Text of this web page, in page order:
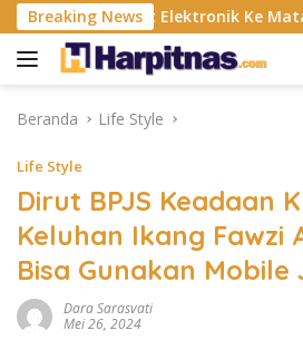
Langsung
ke
konten
Breaking News
Alat Elektronik Ke Mata Rossa
Beranda Life Style
Life Style
Dirut BPJS Keadaan
Keluhan Ikang Fawzi
Bisa Gunakan Mobile
Dara Sarasvati
Mei 26, 2024